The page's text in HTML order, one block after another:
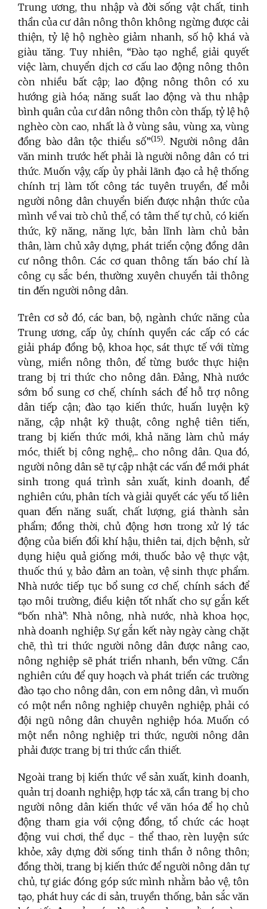
Trung ương, thu nhập và đời sống vật chất, tinh
thần của cư dân nông thôn không ngừng được cải
thiện, tỷ lệ hộ nghèo giảm nhanh, số hộ khá và
giàu tăng. Tuy nhiên, “Đào tạo nghề, giải quyết
việc làm, chuyển dịch cơ cấu lao động nông thôn
còn nhiều bất cập; lao động nông thôn có xu
hướng già hóa; năng suất lao động và thu nhập
bình quân của cư dân nông thôn còn thấp, tỷ lệ hộ
nghèo còn cao, nhất là ở vùng sâu, vùng xa, vùng
đồng bào dân tộc thiểu số”(15). Người nông dân
văn minh trước hết phải là người nông dân có tri
thức. Muốn vậy, cấp ủy phải lãnh đạo cả hệ thống
chính trị làm tốt công tác tuyên truyền, để mỗi
người nông dân chuyển biến được nhận thức của
mình về vai trò chủ thể, có tâm thế tự chủ, có kiến
thức, kỹ năng, năng lực, bản lĩnh làm chủ bản
thân, làm chủ xây dựng, phát triển cộng đồng dân
cư nông thôn. Các cơ quan thông tấn báo chí là
công cụ sắc bén, thường xuyên chuyển tải thông
tin đến người nông dân.
Trên cơ sở đó, các ban, bộ, ngành chức năng của
Trung ương, cấp ủy, chính quyền các cấp có các
giải pháp đồng bộ, khoa học, sát thực tế với từng
vùng, miền nông thôn, để từng bước thực hiện
trang bị tri thức cho nông dân. Đảng, Nhà nước
sớm bổ sung cơ chế, chính sách để hỗ trợ nông
dân tiếp cận; đào tạo kiến thức, huấn luyện kỹ
năng, cập nhật kỹ thuật, công nghệ tiên tiến,
trang bị kiến thức mới, khả năng làm chủ máy
móc, thiết bị công nghệ,... cho nông dân. Qua đó,
người nông dân sẽ tự cập nhật các vấn đề mới phát
sinh trong quá trình sản xuất, kinh doanh, để
nghiên cứu, phân tích và giải quyết các yếu tố liên
quan đến năng suất, chất lượng, giá thành sản
phẩm; đồng thời, chủ động hơn trong xử lý tác
động của biến đổi khí hậu, thiên tai, dịch bệnh, sử
dụng hiệu quả giống mới, thuốc bảo vệ thực vật,
thuốc thú y, bảo đảm an toàn, vệ sinh thực phẩm.
Nhà nước tiếp tục bổ sung cơ chế, chính sách để
tạo môi trường, điều kiện tốt nhất cho sự gắn kết
“bốn nhà”: Nhà nông, nhà nước, nhà khoa học,
nhà doanh nghiệp. Sự gắn kết này ngày càng chặt
chẽ, thì tri thức người nông dân được nâng cao,
nông nghiệp sẽ phát triển nhanh, bền vững. Cần
nghiên cứu để quy hoạch và phát triển các trường
đào tạo cho nông dân, con em nông dân, vì muốn
có một nền nông nghiệp chuyên nghiệp, phải có
đội ngũ nông dân chuyên nghiệp hóa. Muốn có
một nền nông nghiệp tri thức, người nông dân
phải được trang bị tri thức cần thiết.
Ngoài trang bị kiến thức về sản xuất, kinh doanh,
quản trị doanh nghiệp, hợp tác xã, cần trang bị cho
người nông dân kiến thức về văn hóa để họ chủ
động tham gia với cộng đồng, tổ chức các hoạt
động vui chơi, thể dục - thể thao, rèn luyện sức
khỏe, xây dựng đời sống tinh thần ở nông thôn;
đồng thời, trang bị kiến thức để người nông dân tự
chủ, tự giác đóng góp sức mình nhằm bảo vệ, tôn
tạo, phát huy các di sản, truyền thống, bản sắc văn